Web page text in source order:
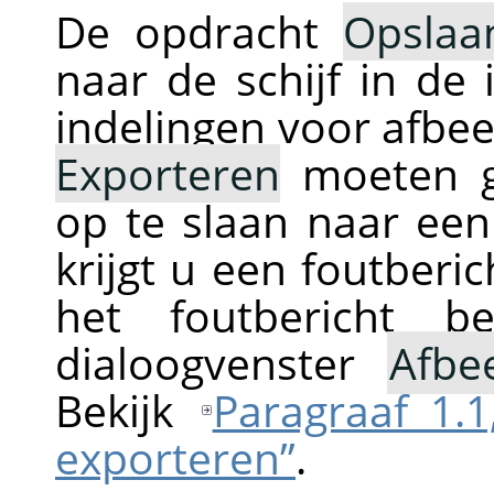
De opdracht
naar de schijf in de
indelingen voor
Exporteren moeten
op te slaan naar
krijgt u een
het foutbericht
dialoogvenster
Bekijk Paragraaf
exporteren”.